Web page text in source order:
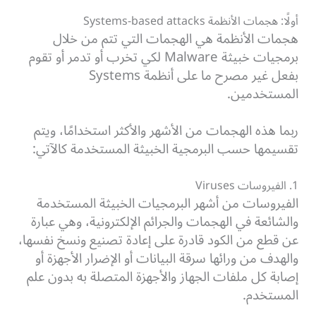
أولًا: هجمات الأنظمة Systems-based attacks
هجمات الأنظمة هي الهجمات التي تتم من خلال
برمجيات خبيثة Malware لكي تخرب أو تدمر أو تقوم
بفعل غير مصرح ما على أنظمة Systems
المستخدمين.
ربما هذه الهجمات من الأشهر والأكثر استخدامًا، ويتم
تقسيمها حسب البرمجية الخبيثة المستخدمة كالآتي:
1. الفيروسات Viruses
الفيروسات من أشهر البرمجيات الخبيثة المستخدمة
والشائعة في الهجمات والجرائم الإلكترونية، وهي عبارة
عن قطع من الكود قادرة على إعادة تصنيع ونسخ نفسها،
والهدف من ورائها سرقة البيانات أو الإضرار الأجهزة أو
إصابة كل ملفات الجهاز والأجهزة المتصلة به بدون علم
المستخدم.